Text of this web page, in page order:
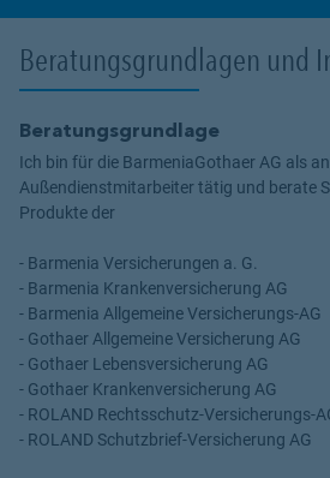
Beratungsgrundlagen und
Beratungsgrundlage
Ich bin für die BarmeniaGothaer AG als
Außendienstmitarbeiter tätig und berate
Produkte der
- Barmenia Versicherungen a. G.
- Barmenia Krankenversicherung AG
- Barmenia Allgemeine Versicherungs-AG
- Gothaer Allgemeine Versicherung AG
- Gothaer Lebensversicherung AG
- Gothaer Krankenversicherung AG
- ROLAND Rechtsschutz-Versicherungs-
- ROLAND Schutzbrief-Versicherung AG